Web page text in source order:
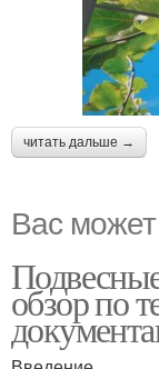
читать дальше →
Вас
обзор по